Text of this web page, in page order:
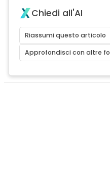
Chiedi all'AI
Riassumi questo articolo
Approfondisci con altre